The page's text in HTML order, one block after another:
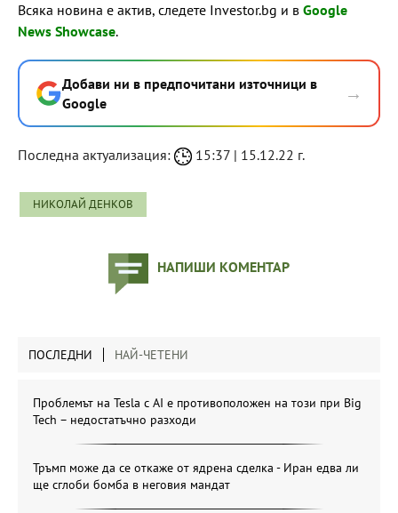
Всяка новина е актив, следете Investor.bg и в Google
News Showcase.
Добави ни в предпочитани източници в
Google
→
Последна актуализация: 15:37 | 15.12.22 г.
НИКОЛАЙ ДЕНКОВ
НАПИШИ КОМЕНТАР
ПОСЛЕДНИ НАЙ-ЧЕТЕНИ
Проблемът на Tesla с AI е противоположен на този при Big
Tech – недостатъчно разходи
Тръмп може да се откаже от ядрена сделка - Иран едва ли
ще сглоби бомба в неговия мандат